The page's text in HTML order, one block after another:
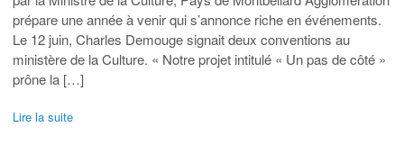
prépare une année à venir qui s’annonce riche en événements.
Le 12 juin, Charles Demouge signait deux conventions au
ministère de la Culture. « Notre projet intitulé « Un pas de côté »
prône la […]
Lire la suite